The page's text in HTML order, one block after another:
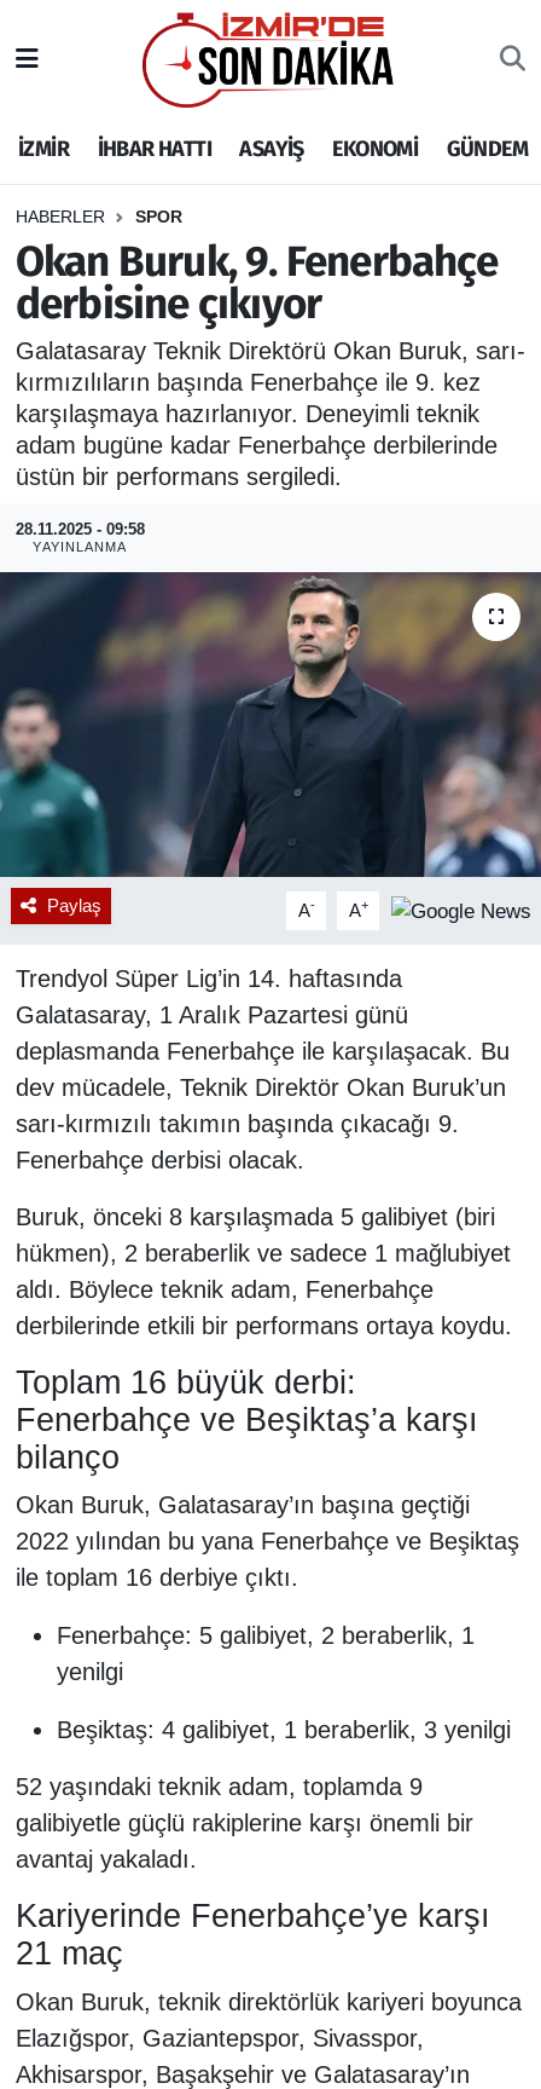
İZMİR İHBAR HATTI ASAYİŞ EKONOMİ GÜNDEM
HABERLER SPOR
Okan Buruk, 9. Fenerbahçe
derbisine çıkıyor
Galatasaray Teknik Direktörü Okan Buruk, sarı-
kırmızılıların başında Fenerbahçe ile 9. kez
karşılaşmaya hazırlanıyor. Deneyimli teknik
adam bugüne kadar Fenerbahçe derbilerinde
üstün bir performans sergiledi.
28.11.2025 - 09:58
YAYINLANMA
Paylaş A- A+
Trendyol Süper Lig’in 14. haftasında
Galatasaray, 1 Aralık Pazartesi günü
deplasmanda Fenerbahçe ile karşılaşacak. Bu
dev mücadele, Teknik Direktör Okan Buruk’un
sarı-kırmızılı takımın başında çıkacağı 9.
Fenerbahçe derbisi olacak.
Buruk, önceki 8 karşılaşmada 5 galibiyet (biri
hükmen), 2 beraberlik ve sadece 1 mağlubiyet
aldı. Böylece teknik adam, Fenerbahçe
derbilerinde etkili bir performans ortaya koydu.
Toplam 16 büyük derbi:
Fenerbahçe ve Beşiktaş’a karşı
bilanço
Okan Buruk, Galatasaray’ın başına geçtiği
2022 yılından bu yana Fenerbahçe ve Beşiktaş
ile toplam 16 derbiye çıktı.
Fenerbahçe: 5 galibiyet, 2 beraberlik, 1
yenilgi
Beşiktaş: 4 galibiyet, 1 beraberlik, 3 yenilgi
52 yaşındaki teknik adam, toplamda 9
galibiyetle güçlü rakiplerine karşı önemli bir
avantaj yakaladı.
Kariyerinde Fenerbahçe’ye karşı
21 maç
Okan Buruk, teknik direktörlük kariyeri boyunca
Elazığspor, Gaziantepspor, Sivasspor,
Akhisarspor, Başakşehir ve Galatasaray’ın
İHBAR HATTI
DEPREM
GENEL
EKONOMİ
SİYASET
SPOR
ASAYİŞ
İzmir Nöbetçi Eczaneler
İzmir Hava Durumu
İzmir Namaz Vakitleri
İzmir Trafik Yoğunluk Haritası
Puan Durumu ve Fikstür
Tüm Manşetler
Son Dakika Haberleri
Haber Arşivi